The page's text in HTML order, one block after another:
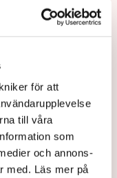
för att
till våra
som
och annons-
med. Läs mer på
i
gripits